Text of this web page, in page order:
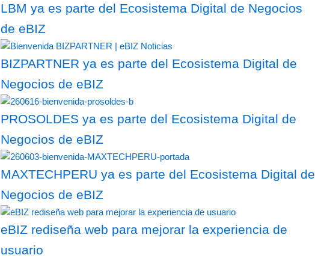
LBM ya es parte del Ecosistema Digital de Negocios
de eBIZ
BIZPARTNER ya es parte del Ecosistema Digital de
Negocios de eBIZ
PROSOLDES ya es parte del Ecosistema Digital de
Negocios de eBIZ
MAXTECHPERU ya es parte del Ecosistema Digital de
Negocios de eBIZ
eBIZ rediseña web para mejorar la experiencia de
usuario